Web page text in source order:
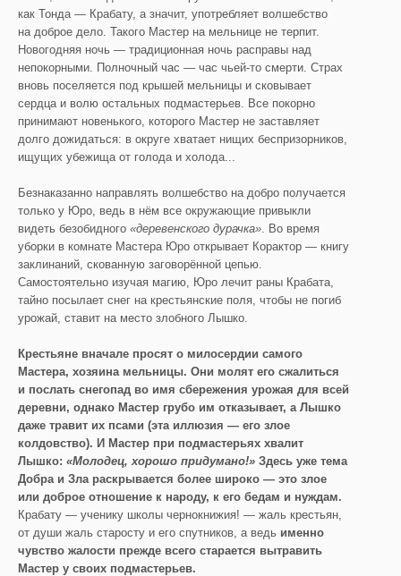
как Тонда — Крабату, а значит, употребляет волшебство
на доброе дело. Такого Мастер на мельнице не терпит.
Новогодняя ночь — традиционная ночь расправы над
непокорными. Полночный час — час чьей-то смерти. Страх
вновь поселяется под крышей мельницы и сковывает
сердца и волю остальных подмастерьев. Все покорно
принимают новенького, которого Мастер не заставляет
долго дожидаться: в округе хватает нищих беспризорников,
ищущих убежища от голода и холода...
Безнаказанно направлять волшебство на добро получается
только у Юро, ведь в нём все окружающие привыкли
видеть безобидного «деревенского дурачка». Во время
уборки в комнате Мастера Юро открывает Корактор — книгу
заклинаний, скованную заговорённой цепью.
Самостоятельно изучая магию, Юро лечит раны Крабата,
тайно посылает снег на крестьянские поля, чтобы не погиб
урожай, ставит на место злобного Лышко.
Крестьяне вначале просят о милосердии самого
Мастера, хозяина мельницы. Они молят его сжалиться
и послать снегопад во имя сбережения урожая для всей
деревни, однако Мастер грубо им отказывает, а Лышко
даже травит их псами (эта иллюзия — его злое
колдовство). И Мастер при подмастерьях хвалит
Лышко: «Молодец, хорошо придумано!» Здесь уже тема
Добра и Зла раскрывается более широко — это злое
или доброе отношение к народу, к его бедам и нуждам.
Крабату — ученику школы чернокнижия! — жаль крестьян,
от души жаль старосту и его спутников, а ведь именно
чувство жалости прежде всего старается вытравить
Мастер у своих подмастерьев.